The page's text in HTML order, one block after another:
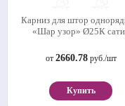
Карниз для штор
«Шар узор» Ø25К
от 2660.78руб./шт
Купить